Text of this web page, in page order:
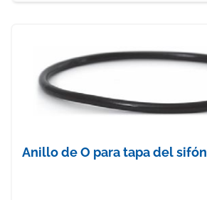
Anillo de O para tapa del sifón